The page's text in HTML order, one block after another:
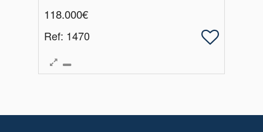
118.000€
Ref: 1470